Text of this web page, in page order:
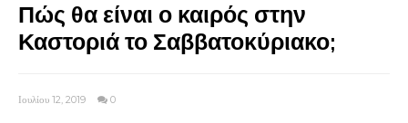
Πώς θα είναι ο καιρός στην
Καστοριά το Σαββατοκύριακο;
Ιουλίου 12, 2019 0